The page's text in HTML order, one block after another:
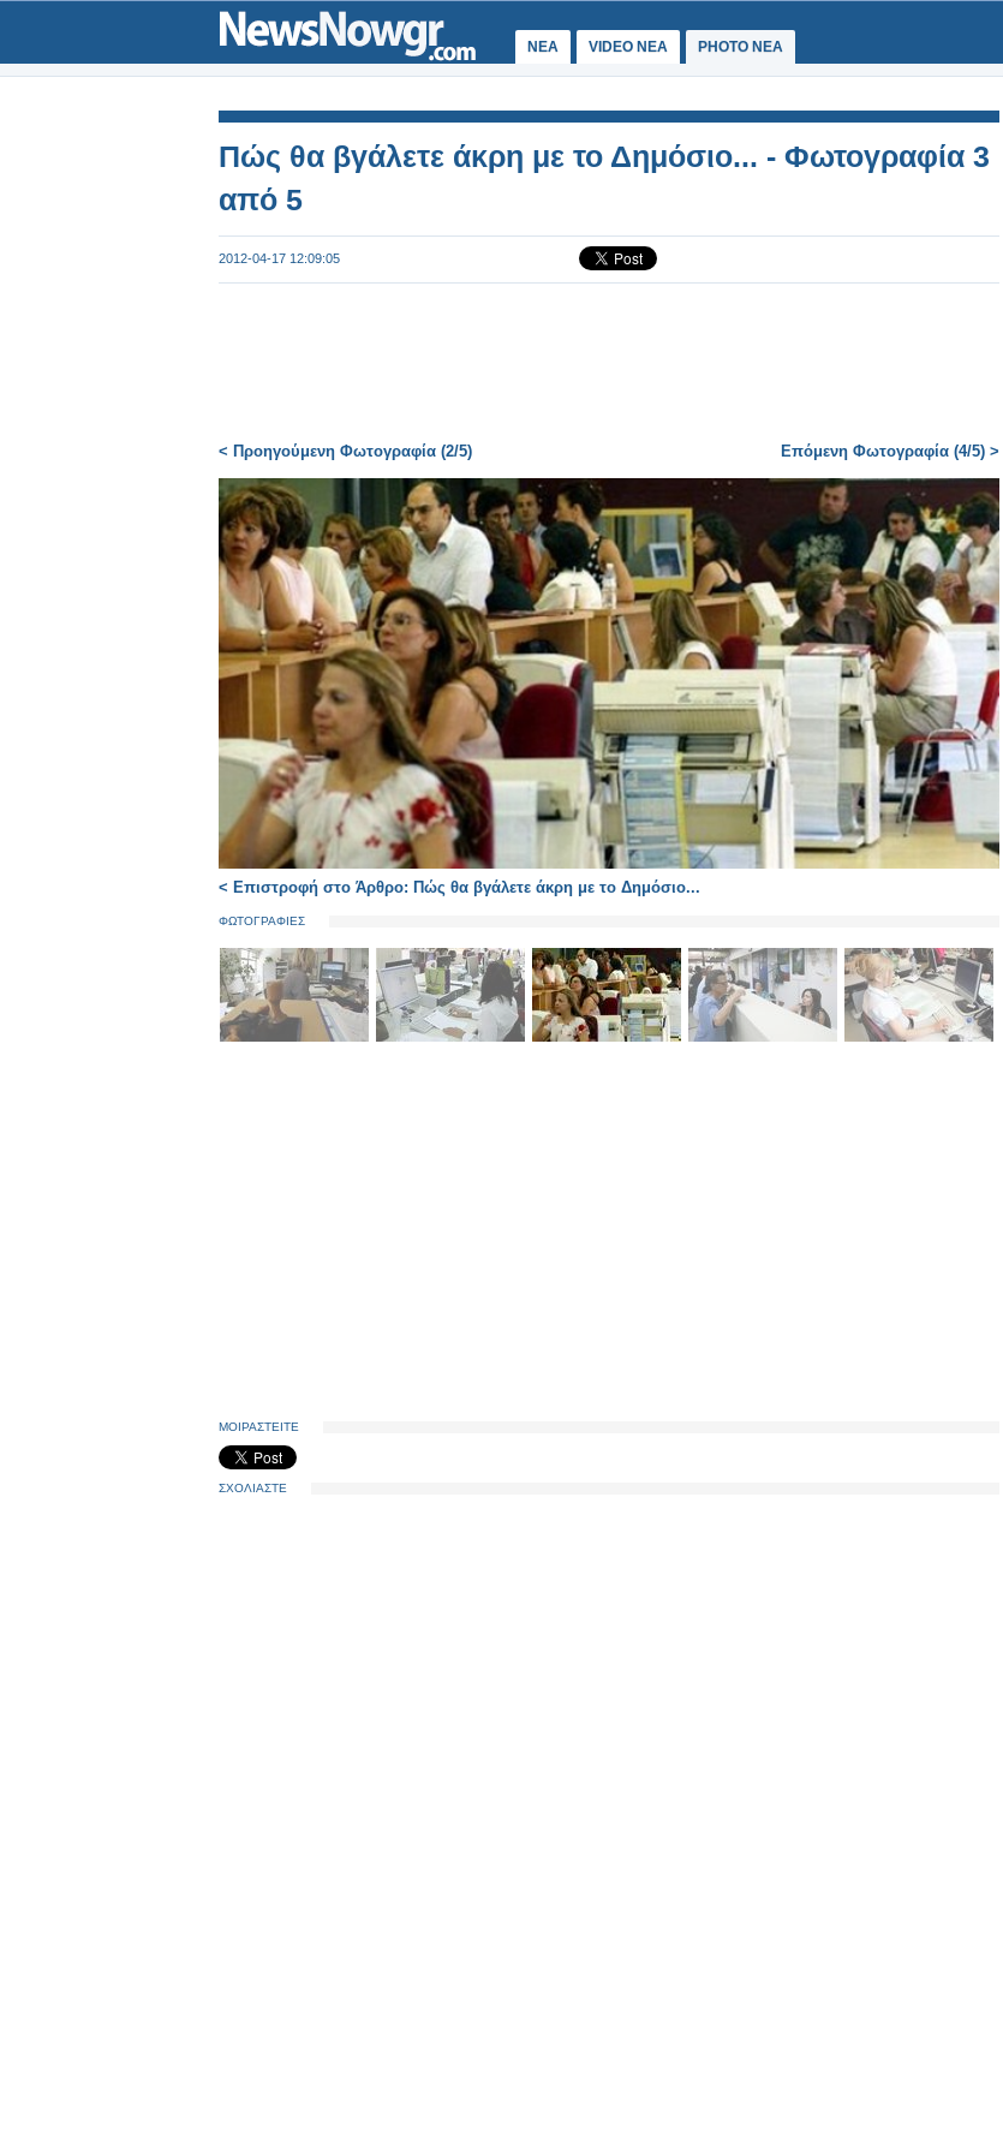
ΝΕΑ VIDEO NEA PHOTO NEA
Πώς θα βγάλετε άκρη με το Δημόσιο... - Φωτογραφία 3
από 5
2012-04-17 12:09:05
< Προηγούμενη Φωτογραφία (2/5) Επόμενη Φωτογραφία (4/5) >
< Επιστροφή στο Άρθρο: Πώς θα βγάλετε άκρη με το Δημόσιο...
ΦΩΤΟΓΡΑΦΙΕΣ
ΜΟΙΡΑΣΤΕΙΤΕ
ΣΧΟΛΙΑΣΤΕ